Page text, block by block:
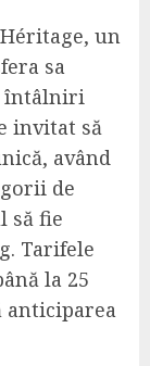
un
sa
întâlniri
invitat să
având
de
să fie
Tarifele
la 25
anticiparea